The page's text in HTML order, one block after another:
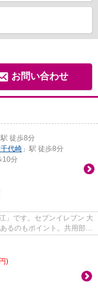
お問い合わせ
駅 徒歩8分
千代崎 」駅 徒歩8分
10分
」です。セブンイレブン 大
るのもポイント。共用部に
)